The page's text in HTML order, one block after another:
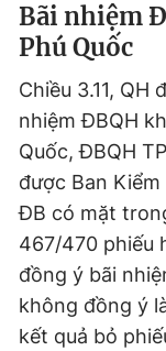
Bãi nhiệm
Phú Quốc
Chiều 3.11,
nhiệm ĐBQH
Quốc, ĐBQH
được Ban
ĐB có mặt
467/470 phiếu
đồng ý bãi
không đồng ý
kết quả bỏ